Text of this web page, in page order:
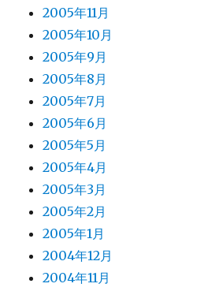
2005年11月
2005年10月
2005年9月
2005年8月
2005年7月
2005年6月
2005年5月
2005年4月
2005年3月
2005年2月
2005年1月
2004年12月
2004年11月